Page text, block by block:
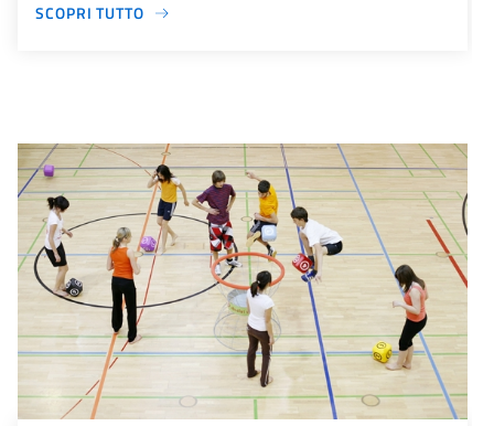
SCOPRI TUTTO